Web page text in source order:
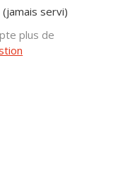
servi)
plus de